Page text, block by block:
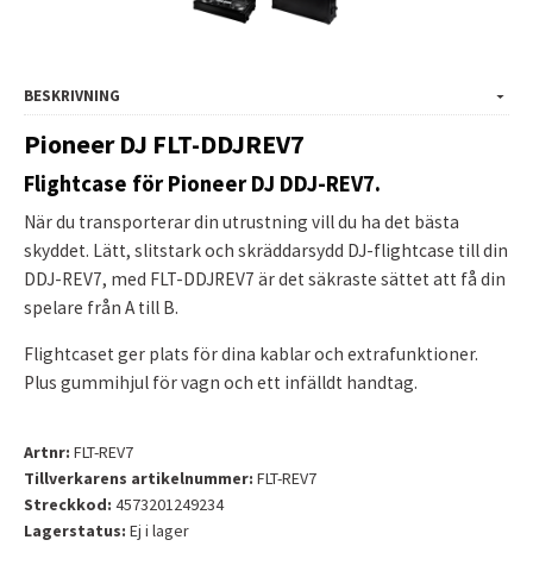
BESKRIVNING
Pioneer DJ FLT-DDJREV7
Flightcase för Pioneer DJ DDJ-REV7.
När du transporterar din utrustning vill du ha det bästa
skyddet. Lätt, slitstark och skräddarsydd DJ-flightcase till din
DDJ-REV7, med FLT-DDJREV7 är det säkraste sättet att få din
spelare från A till B.
Flightcaset ger plats för dina kablar och extrafunktioner.
Plus gummihjul för vagn och ett infälldt handtag.
Artnr: FLT-REV7
Tillverkarens artikelnummer: FLT-REV7
Streckkod: 4573201249234
Lagerstatus: Ej i lager